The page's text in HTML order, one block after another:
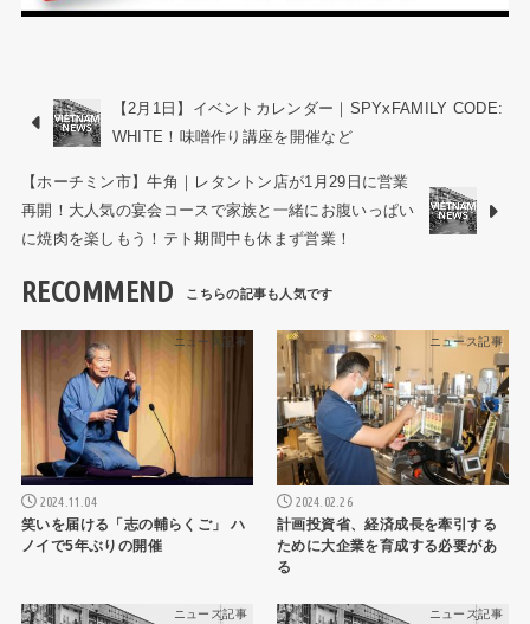
【2月1日】イベントカレンダー｜SPYxFAMILY CODE:
WHITE！味噌作り講座を開催など
【ホーチミン市】牛角｜レタントン店が1月29日に営業
再開！大人気の宴会コースで家族と一緒にお腹いっぱい
に焼肉を楽しもう！テト期間中も休まず営業！
RECOMMEND
ニュース記事
2024.11.04
笑いを届ける「志の輔らくご」 ハ
ノイで5年ぶりの開催
ニュース記事
2024.02.26
計画投資省、経済成長を牽引する
ために大企業を育成する必要があ
る
ニュース記事 ニュース記事